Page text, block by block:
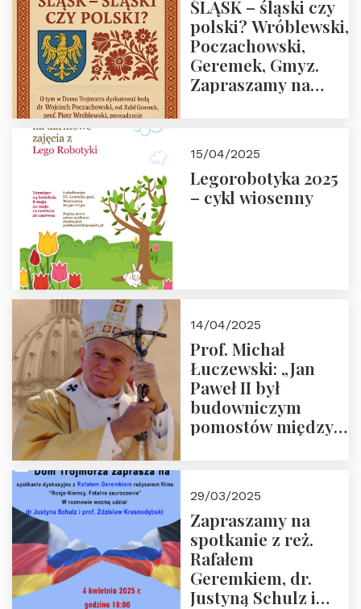
ŚLĄSK – śląski czy
polski? Wróblewski,
Poczachowski,
Geremek, Gmyz.
Zapraszamy na
Trójmorza.
15/04/2025
Legorobotyka 2025
– cykl wiosenny
14/04/2025
Prof. Michał
Łuczewski: „Jan
Paweł II był
budowniczym
pomostów między
29/03/2025
Zapraszamy na
spotkanie z reż.
Rafałem
Geremkiem, dr.
Justyną Schulz i